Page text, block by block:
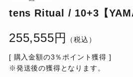
tens Ritual / 10+3【
255,555円 （税込）
[ 購入金額の3％ポイント獲得 ]
※発送後の獲得となります。